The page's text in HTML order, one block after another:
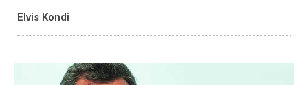
Elvis Kondi